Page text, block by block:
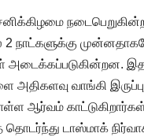
சனிக்கிழமை
2 நாட்களுக்கு
அடைக்கப்படுகின்றன.
அதிகளவு வாங்கி இருப்பு
ஆர்வம்
தொடர்ந்து டாஸ்மாக்